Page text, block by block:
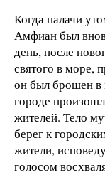
Когда палачи
Амфиан был
день, после
святого в море,
он был брошен в
городе
жителей. Тело
берег к
жители,
голосом